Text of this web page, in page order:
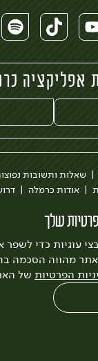
שלך
עוגיות כדי לשפר
מהווה הסכמה
הפרטיות של
אפליקציה
שאלות ותשובות
אודות כרמלה
בעדכון מדיניות פרטיות
עיצוב: